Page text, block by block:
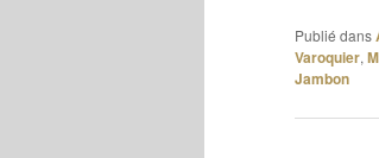
Publié dans
Varoquier,
Jambon